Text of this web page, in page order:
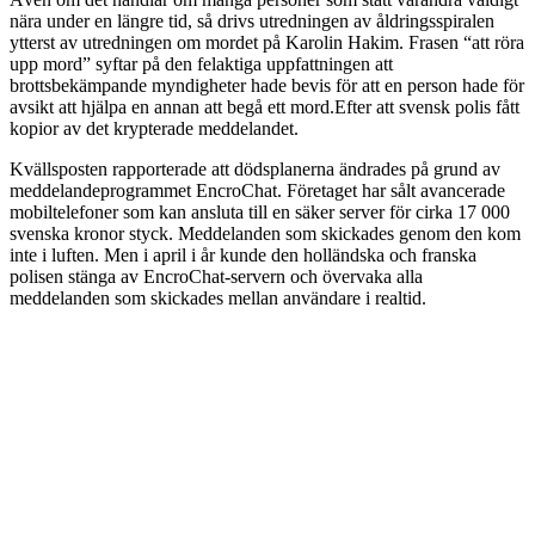
nära under en längre tid, så drivs utredningen av åldringsspiralen
ytterst av utredningen om mordet på Karolin Hakim. Frasen “att röra
upp mord” syftar på den felaktiga uppfattningen att
brottsbekämpande myndigheter hade bevis för att en person hade för
avsikt att hjälpa en annan att begå ett mord.Efter att svensk polis fått
kopior av det krypterade meddelandet.
Kvällsposten rapporterade att dödsplanerna ändrades på grund av
meddelandeprogrammet EncroChat. Företaget har sålt avancerade
mobiltelefoner som kan ansluta till en säker server för cirka 17 000
svenska kronor styck. Meddelanden som skickades genom den kom
inte i luften. Men i april i år kunde den holländska och franska
polisen stänga av EncroChat-servern och övervaka alla
meddelanden som skickades mellan användare i realtid.